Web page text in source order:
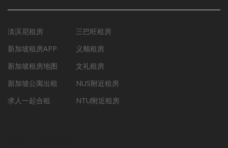
淡滨尼租房
新加坡租房APP
新加坡租房地图
新加坡公寓出租
求人一起合租
三巴旺租房
义顺租房
文礼租房
NUS附近租房
NTU附近租房